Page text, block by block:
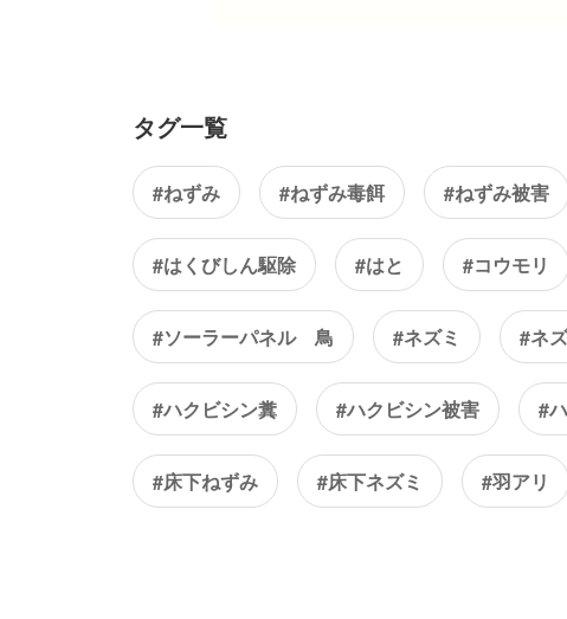
タグ一覧
#ねずみ #ねずみ毒餌 #ねずみ被害
#はくびしん駆除 #はと #コウモリ
#ソーラーパネル 鳥 #ネズミ #ネ
#ハクビシン糞 #ハクビシン被害 #
#床下ねずみ #床下ネズミ #羽アリ